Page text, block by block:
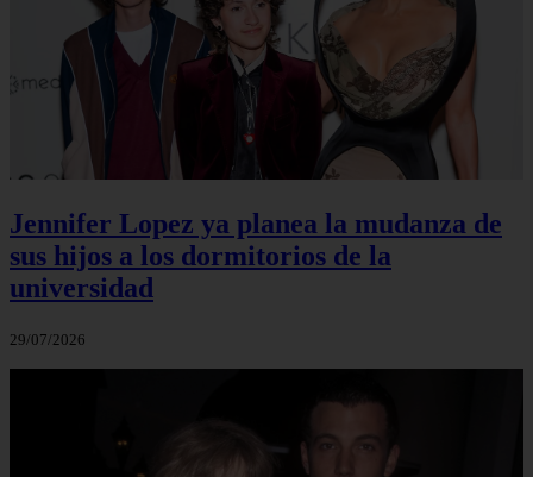
Jennifer Lopez ya planea la mudanza de
sus hijos a los dormitorios de la
universidad
29/07/2026